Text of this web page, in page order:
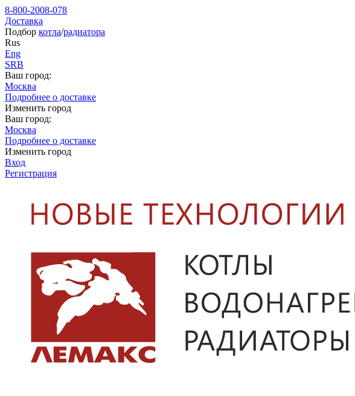
8-800-2008-078
Доставка
Подбор котла/радиатора
Rus
Eng
SRB
Ваш город:
Москва
Подробнее о доставке
Изменить город
Ваш город:
Москва
Подробнее о доставке
Изменить город
Вход
Регистрация